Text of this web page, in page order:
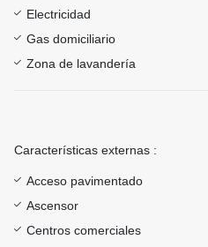
Electricidad
Gas domiciliario
Zona de lavandería
Características externas :
Acceso pavimentado
Ascensor
Centros comerciales